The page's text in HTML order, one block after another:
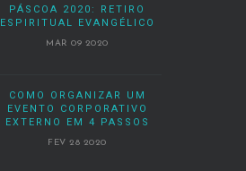
PÁSCOA 2020: RETIRO
ESPIRITUAL EVANGÉLICO
MAR 09 2020
COMO ORGANIZAR UM
EVENTO CORPORATIVO
EXTERNO EM 4 PASSOS
FEV 28 2020